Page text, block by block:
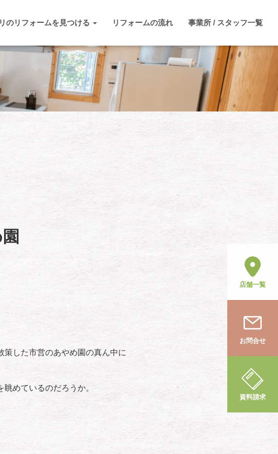
のリフォームを見つける リフォームの流れ 事業所 / スタッフ一覧
店舗一覧
お問合せ
資料請求
策した市営のあやめ園の真ん中に
めているのだろうか。